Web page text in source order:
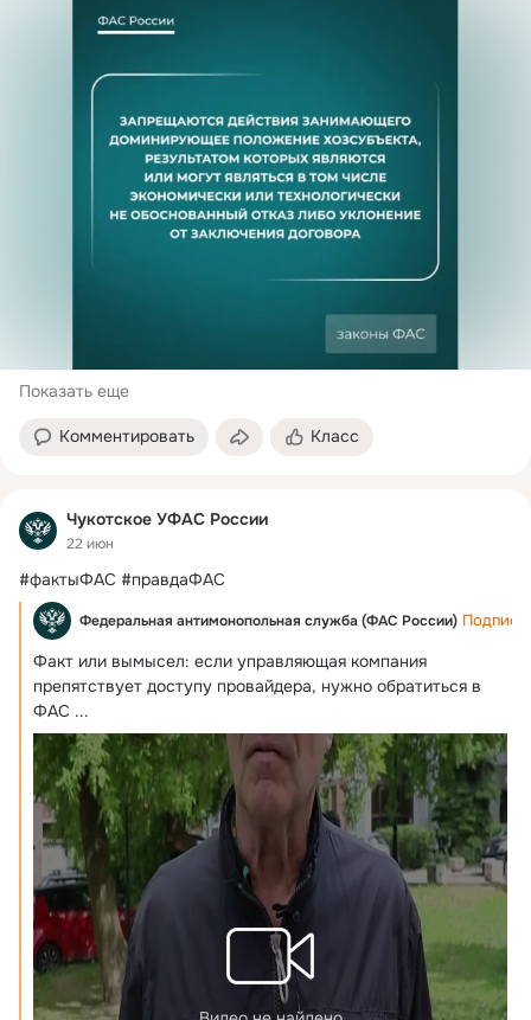
Показать еще
Комментировать Класс
Чукотское УФАС России
22 июн
#фактыФАС #правдаФАС
Федеральная антимонопольная служба (ФАС России)
Факт или вымысел: если управляющая компания
препятствует доступу провайдера, нужно обратиться в
ФАС ...